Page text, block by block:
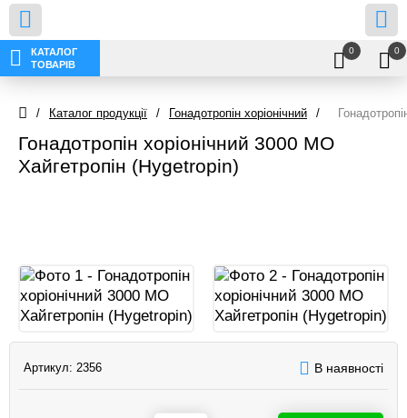
КАТАЛОГ
ТОВАРІВ
0 0
/ Каталог продукції / Гонадотропін хоріонічний /
Гонадотропін хоріонічний 3000 МО
Хайгетропін (Hygetropin)
Артикул: 2356 В наявності